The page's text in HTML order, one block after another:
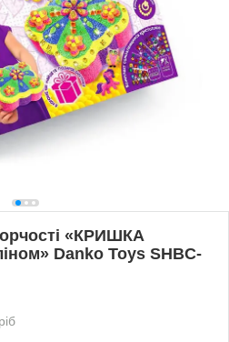
«КРИШКА
Danko Toys SHBC-